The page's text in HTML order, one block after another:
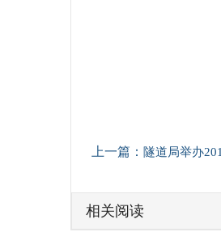
上一篇： 隧道局举办
相关阅读